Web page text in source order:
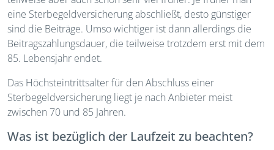
eine Sterbegeldversicherung abschließt, desto günstiger
sind die Beiträge. Umso wichtiger ist dann allerdings die
Beitragszahlungsdauer, die teilweise trotzdem erst mit dem
85. Lebensjahr endet.
Das Höchsteintrittsalter für den Abschluss einer
Sterbegeldversicherung liegt je nach Anbieter meist
zwischen 70 und 85 Jahren.
Was ist bezüglich der Laufzeit zu beachten?